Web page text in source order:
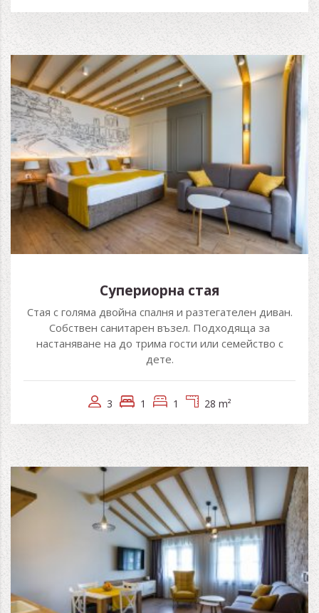
Супериорна стая
Стая с голяма двойна спалня и разтегателен диван.
Собствен санитарен възел. Подходяща за
настаняване на до трима гости или семейство с
дете.
3 1 1 28 m²